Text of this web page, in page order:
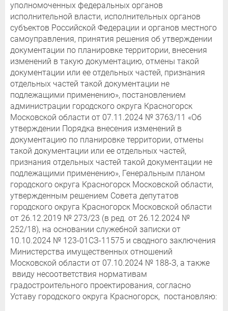
уполномоченных федеральных органов
исполнительной власти, исполнительных органов
субъектов Российской Федерации и органов местного
самоуправления, принятия решения об утверждении
документации по планировке территории, внесения
изменений в такую документацию, отмены такой
документации или ее отдельных частей, признания
отдельных частей такой документации не
подлежащими применению», постановлением
администрации городского округа Красногорск
Московской области от 07.11.2024 № 3763/11 «Об
утверждении Порядка внесения изменений в
документацию по планировке территории, отмены
такой документации или ее отдельных частей,
признания отдельных частей такой документации не
подлежащими применению», Генеральным планом
городского округа Красногорск Московской области,
утвержденным решением Совета депутатов
городского округа Красногорск Московской области
от 26.12.2019 № 273/23 (в ред. от 26.12.2024 №
252/18), на основании служебной записки от
10.10.2024 № 123-01СЗ-11575 и сводного заключения
Министерства имущественных отношений
Московской области от 07.10.2024 № 188-З, а также
ввиду несоответствия нормативам
градостроительного проектирования, согласно
Уставу городского округа Красногорск, постановляю: